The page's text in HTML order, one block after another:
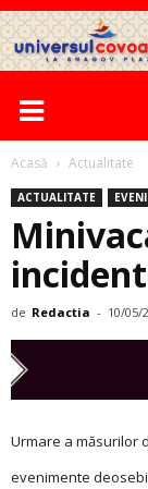
Acasă Actualitate
ACTUALITATE
de Redactia - 10/05/
Urmare a măsurilor
eve­nimente